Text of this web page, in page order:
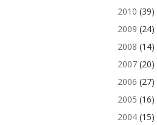
2010 (39)
2009 (24)
2008 (14)
2007(20)
2006 (27)
2005 (16)
2004(15)